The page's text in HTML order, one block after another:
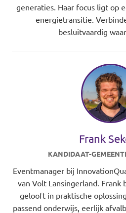
generaties. Haar focus ligt op
energietransitie.
besluitvaardig
Frank
KANDIDAAT-
Eventmanager bij
van Volt Lansingerland. Frank
gelooft in praktische
passend onderwijs, eerlijk